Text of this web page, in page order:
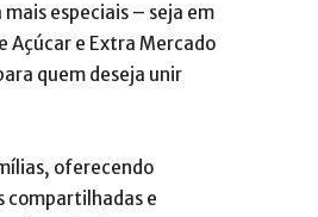
especiais – seja em
Açúcar e Extra Mercado
quem deseja unir
oferecendo
compartilhadas e